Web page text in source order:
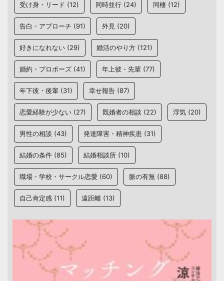
受け身・リード (12) 同時並行 (24) 同棲 (12)
告白・アプローチ (91) 外見 (20)
好きになれない (29) 婚活のやり方 (121)
婚約・プロポーズ (41) 年上彼・先輩 (77)
年下彼・後輩 (31) 幸せ報告 (87)
恋愛経験が少ない (27) 既婚者の相談 (22) 浮気 (20)
男性の相談 (43) 発達障害・精神疾患 (31)
結婚の条件 (85) 結婚相談所 (10)
職場・学校・サークル恋愛 (60) 脈の有無 (88)
自己肯定感 (11) 遠距離 (13)